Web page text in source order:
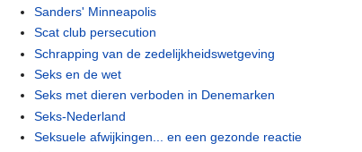
Sanders' Minneapolis
Scat club persecution
Schrapping van de zedelijkheidswetgeving
Seks en de wet
Seks met dieren verboden in Denemarken
Seks-Nederland
Seksuele afwijkingen... en een gezonde reactie